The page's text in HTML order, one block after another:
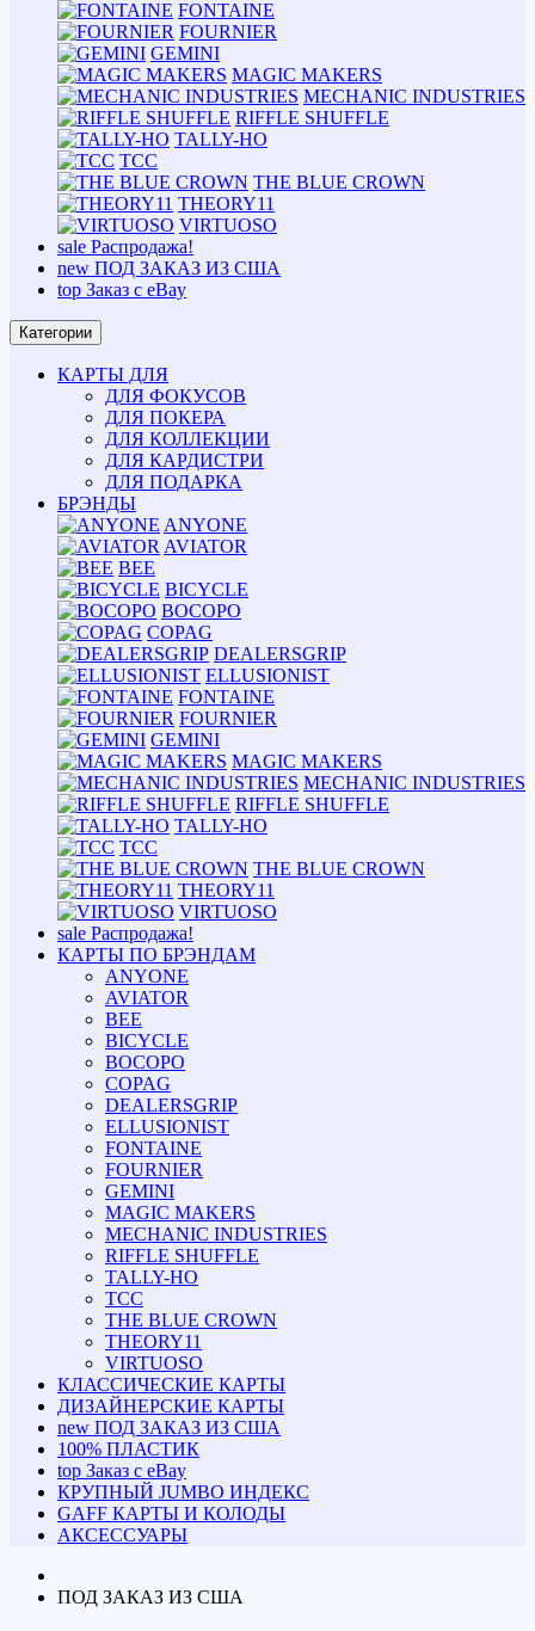
FONTAINE
FOURNIER
GEMINI
MAGIC MAKERS
MECHANIC INDUSTRIES
RIFFLE SHUFFLE
TALLY-HO
TCC
THE BLUE CROWN
THEORY11
VIRTUOSO
sale Распродажа!
new ПОД ЗАКАЗ ИЗ США
top Заказ с eBay
Категории
КАРТЫ ДЛЯ
ДЛЯ ФОКУСОВ
ДЛЯ ПОКЕРА
ДЛЯ КОЛЛЕКЦИИ
ДЛЯ КАРДИСТРИ
ДЛЯ ПОДАРКА
БРЭНДЫ
ANYONE
AVIATOR
BEE
BICYCLE
BOCOPO
COPAG
DEALERSGRIP
ELLUSIONIST
FONTAINE
FOURNIER
GEMINI
MAGIC MAKERS
MECHANIC INDUSTRIES
RIFFLE SHUFFLE
TALLY-HO
TCC
THE BLUE CROWN
THEORY11
VIRTUOSO
sale Распродажа!
КАРТЫ ПО БРЭНДАМ
ANYONE
AVIATOR
BEE
BICYCLE
BOCOPO
COPAG
DEALERSGRIP
ELLUSIONIST
FONTAINE
FOURNIER
GEMINI
MAGIC MAKERS
MECHANIC INDUSTRIES
RIFFLE SHUFFLE
TALLY-HO
TCC
THE BLUE CROWN
THEORY11
VIRTUOSO
КЛАССИЧЕСКИЕ КАРТЫ
ДИЗАЙНЕРСКИЕ КАРТЫ
new ПОД ЗАКАЗ ИЗ США
100% ПЛАСТИК
top Заказ с eBay
КРУПНЫЙ JUMBO ИНДЕКС
GAFF КАРТЫ И КОЛОДЫ
АКСЕССУАРЫ
ПОД ЗАКАЗ ИЗ США